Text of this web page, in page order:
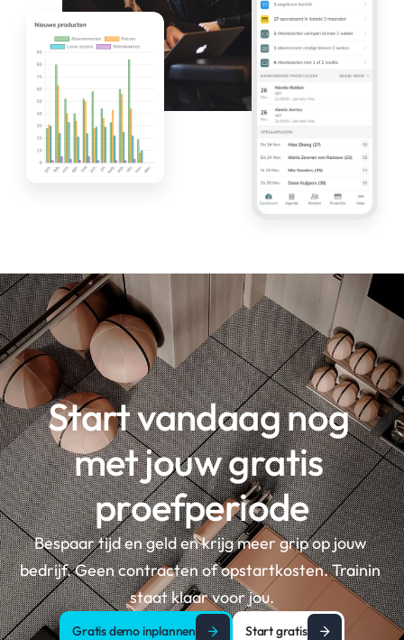
Start vandaag nog
met jouw gratis
proefperiode
Bespaar tijd en geld en krijg meer grip op jouw
bedrijf. Geen contracten of opstartkosten. Trainin
staat klaar voor jou.
Gratis demo inplannen Start gratis